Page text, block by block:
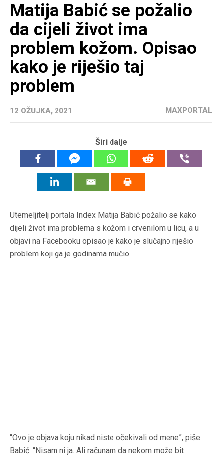
Matija Babić se požalio
da cijeli život ima
problem kožom. Opisao
kako je riješio taj
problem
12 OŽUJKA, 2021 MAXPORTAL
Širi dalje
Utemeljitelj portala Index Matija Babić požalio se kako
dijeli život ima problema s kožom i crvenilom u licu, a u
objavi na Facebooku opisao je kako je slučajno riješio
problem koji ga je godinama mučio.
“Ovo je objava koju nikad niste očekivali od mene”, piše
Babić. “Nisam ni ja. Ali računam da nekom može bit